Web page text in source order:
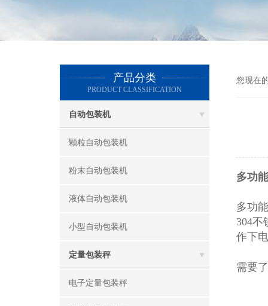
产品分类
PRODUCT CLASSIFICATION
自动包装机
颗粒自动包装机
粉末自动包装机
液体自动包装机
小型自动包装机
定量包装秤
电子定量包装秤
您现在
多功
多功
304不
作下
需要